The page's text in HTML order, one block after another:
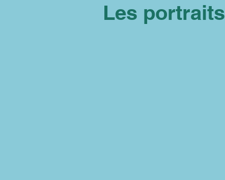
Les portraits